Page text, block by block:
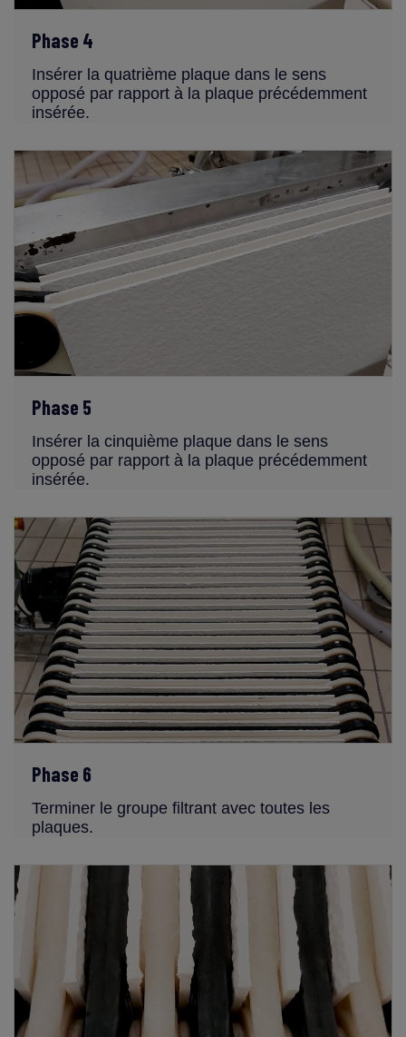
Phase 4
Insérer la quatrième plaque dans le sens
opposé par rapport à la plaque précédemment
insérée.
Phase 5
Insérer la cinquième plaque dans le sens
opposé par rapport à la plaque précédemment
insérée.
Phase 6
Terminer le groupe filtrant avec toutes les
plaques.